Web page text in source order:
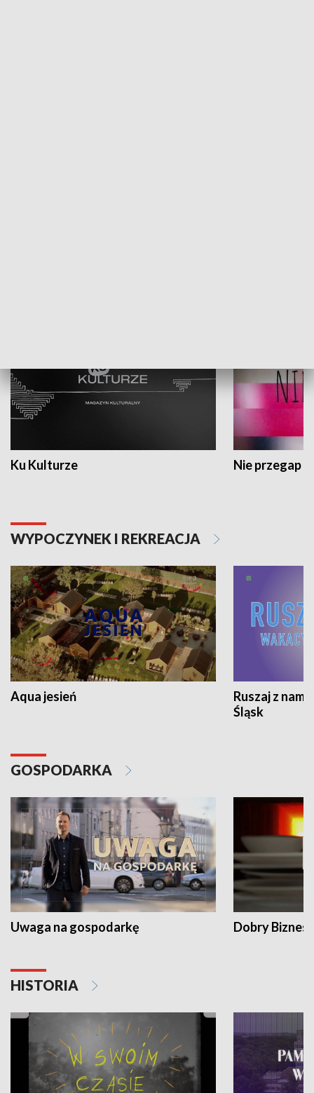
Ku Kulturze Nie przegap
WYPOCZYNEK I REKREACJA
Aqua jesień
Ruszaj z
Śląsk
GOSPODARKA
Uwaga na gospodarkę Dobry Biznes
HISTORIA